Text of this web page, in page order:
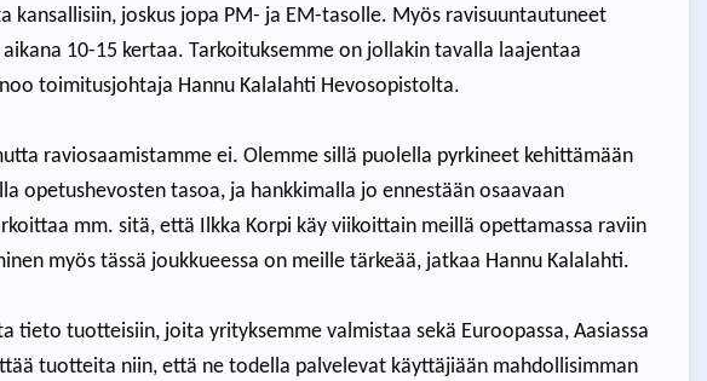
kansallisiin, joskus jopa PM- ja EM-tasolle. Myös ravisuuntautuneet
10-15 kertaa. Tarkoituksemme on jollakin tavalla laajentaa
toimitusjohtaja Hannu Kalalahti Hevosopistolta.
raviosaamistamme ei. Olemme sillä puolella pyrkineet kehittämään
opetushevosten tasoa, ja hankkimalla jo ennestään osaavaan
mm. sitä, että Ilkka Korpi käy viikoittain meillä opettamassa raviin
myös tässä joukkueessa on meille tärkeää, jatkaa Hannu Kalalahti.
tieto tuotteisiin, joita yrityksemme valmistaa sekä Euroopassa, Aasiassa
tuotteita niin, että ne todella palvelevat käyttäjiään mahdollisimman